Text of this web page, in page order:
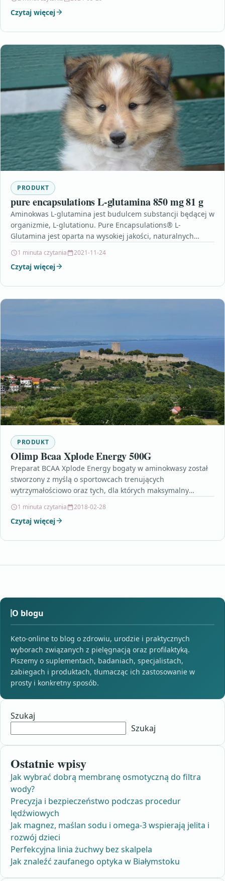
Czytaj więcej
PRODUKT
pure encapsulations L-glutamina 850 mg 81 g
Aminokwas L-glutamina jest budulcem substancji będącej w
organizmie, L-glutationu. Pure Encapsulations® L-
Glutamina jest oparta na wysokiej jakości, naturalnych
1 minuta czytania 2021-11-24
Czytaj więcej
PRODUKT
Olimp Bcaa Xplode Energy 500G
Preparat BCAA Xplode Energy bogaty w aminokwasy został
stworzony z myślą o sportowcach trenujących
wytrzymałościowo oraz tych, dla których maksymalny
1 minuta czytania 2018-02-28
Czytaj więcej
O blogu
Keto-online to blog o zdrowiu, urodzie i praktycznych
wyborach związanych z pielęgnacją oraz profilaktyką.
Piszemy o suplementach, badaniach, specjalistach,
zabiegach i produktach, tłumacząc ich zastosowanie w
prosty i konkretny sposób.
Szukaj
Szukaj
Ostatnie wpisy
Jak wybrać dobrą membranę osmotyczną do filtra
wody?
Precyzja i bezpieczeństwo podczas procedur
lędźwiowych
Jak magnez, maślan sodu i omega-3 wspierają jelita i
rozwój dzieci
Perfekcyjna linia żuchwy bez skalpela
Jak znaleźć zaufanego optyka w Białymstoku